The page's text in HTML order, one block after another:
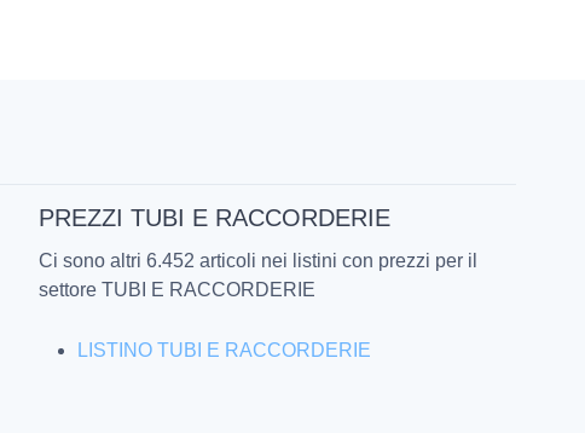
PREZZI TUBI E RACCORDERIE
Ci sono altri 6.452 articoli nei listini con prezzi per il
settore TUBI E RACCORDERIE
LISTINO TUBI E RACCORDERIE